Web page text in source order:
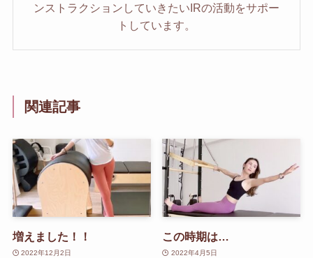
ンストラクションしていきたいIRの活動をサポー
トしています。
関連記事
増えました！！
2022年12月2日
この時期は…
2022年4月5日